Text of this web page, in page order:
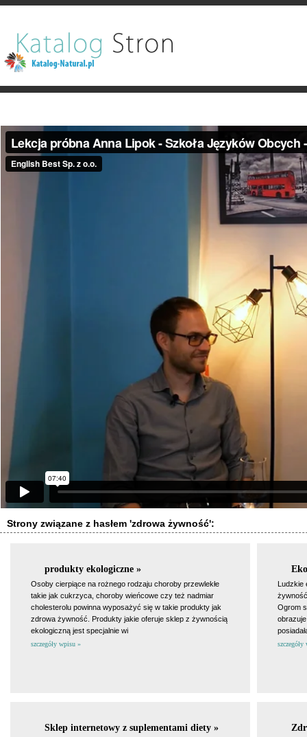
Strony związane z hasłem 'zdrowa żywność':
produkty ekologiczne »
Osoby cierpiące na rożnego rodzaju choroby przewlekłe
takie jak cukrzyca, choroby wieńcowe czy też nadmiar
cholesterolu powinna wyposażyć się w takie produkty jak
zdrowa żywność. Produkty jakie oferuje sklep z żywnością
ekologiczną jest specjalnie wi
szczegóły wpisu »
Ludzkie
Ogrom
Sklep internetowy z suplementami diety »